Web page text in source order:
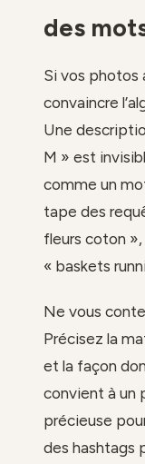
des
Si vos
convaincre
Une
M » est
comme un
tape des
fleurs coton
« baskets
Ne vous
Précisez la
et la façon
convient à un
précieuse
des hashtags